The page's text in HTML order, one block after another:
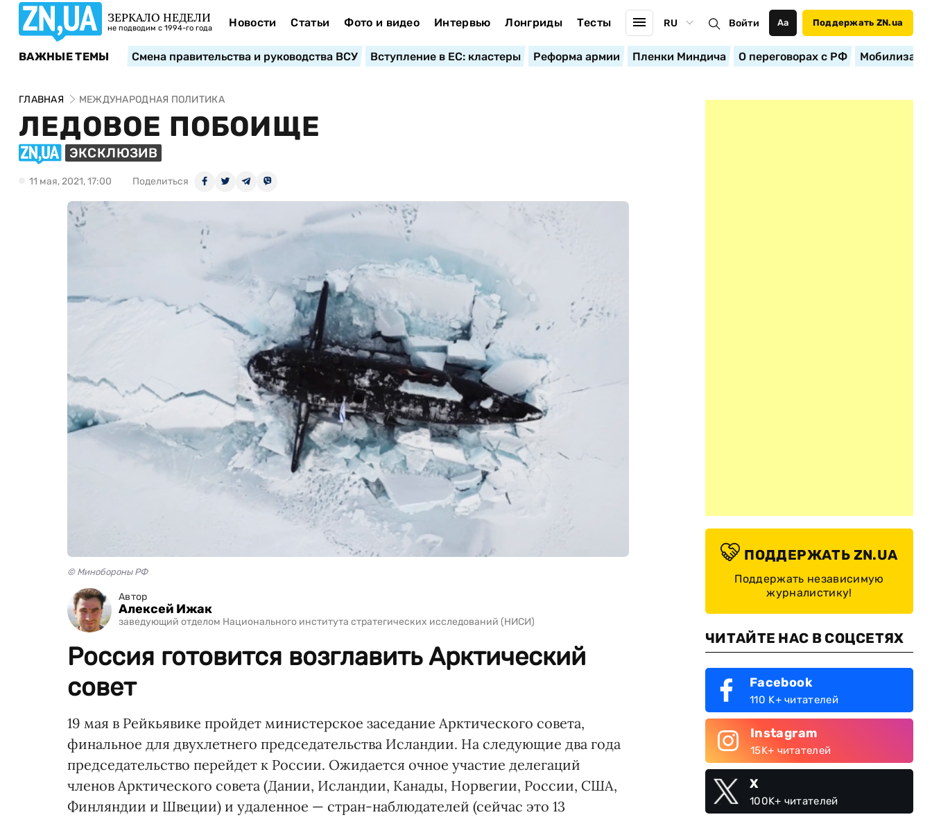
ЗЕРКАЛО НЕДЕЛИ
не подводим с 1994-го года Новости Статьи Фото и видео Интервью Лонгриды Тесты RU Войти Аа Поддержать ZN.ua
ВАЖНЫЕ ТЕМЫ Смена правительства и руководства ВСУ Вступление в ЕС: кластеры Реформа армии Пленки Миндича О переговорах с РФ
ГЛАВНАЯ МЕЖДУНАРОДНАЯ ПОЛИТИКА
ЛЕДОВОЕ ПОБОИЩЕ
ЭКСКЛЮЗИВ
11 мая, 2021, 17:00 Поделиться
© Минобороны РФ
Автор
Алексей Ижак
заведующий отделом Национального института стратегических исследований (НИСИ)
Россия готовится возглавить Арктический
совет
19 мая в Рейкьявике пройдет министерское заседание Арктического совета,
финальное для двухлетнего председательства Исландии. На следующие два года
председательство перейдет к России. Ожидается очное участие делегаций
членов Арктического совета (Дании, Исландии, Канады, Норвегии, России, США,
Финляндии и Швеции) и удаленное — стран-наблюдателей (сейчас это 13
ПОДДЕРЖАТЬ ZN.UA
Поддержать независимую
журналистику!
ЧИТАЙТЕ НАС В СОЦСЕТЯХ
Facebook
110 K+ читателей
Instagram
15K+ читателей
X
100K+ читателей